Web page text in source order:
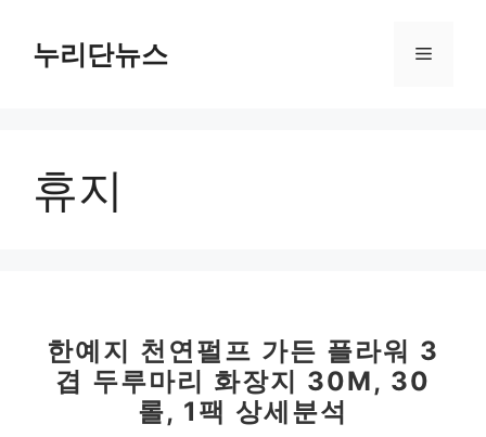
누리단뉴스 메
휴지
한예지 천연펄프 가든 플라워 3
겹 두루마리 화장지 30M, 30
롤, 1팩 상세분석